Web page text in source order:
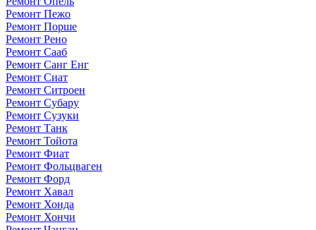
Ремонт Пежо
Ремонт Порше
Ремонт Рено
Ремонт Сааб
Ремонт Санг Енг
Ремонт Сиат
Ремонт Ситроен
Ремонт Субару
Ремонт Сузуки
Ремонт Танк
Ремонт Тойота
Ремонт Фиат
Ремонт Фольцваген
Ремонт Форд
Ремонт Хавал
Ремонт Хонда
Ремонт Хончи